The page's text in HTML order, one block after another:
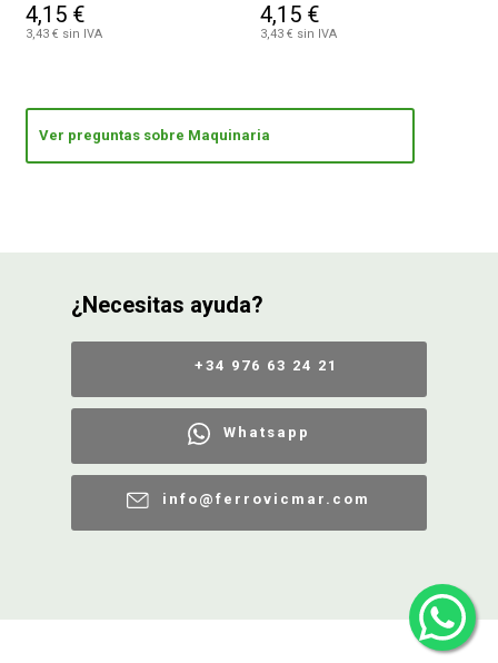
4,15 €
3,43 € sin IVA
4,15 €
3,43 € sin IVA
Ver preguntas sobre Maquinaria
¿Necesitas ayuda?
+34 976 63 24 21
Whatsapp
info@ferrovicmar.com